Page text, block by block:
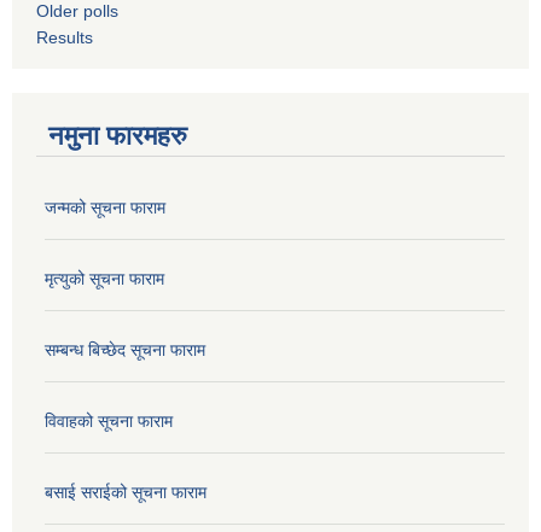
Older polls
Results
नमुना फारमहरु
जन्मको सूचना फाराम
मृत्युको सूचना फाराम
सम्बन्ध बिच्छेद सूचना फाराम
विवाहको सूचना फाराम
बसाई सराईको सूचना फाराम